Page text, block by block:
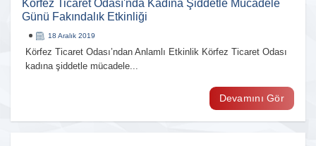
Körfez Ticaret Odası'nda Kadına Şiddetle Mücadele
Günü Fakındalık Etkinliği
18 Aralık 2019
Körfez Ticaret Odası’ndan Anlamlı Etkinlik Körfez Ticaret Odası
kadına şiddetle mücadele...
Devamını Gör